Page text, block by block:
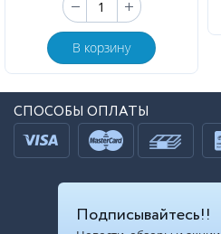
В корзину
СПОСОБЫ ОПЛАТЫ
Подписывайтесь!!